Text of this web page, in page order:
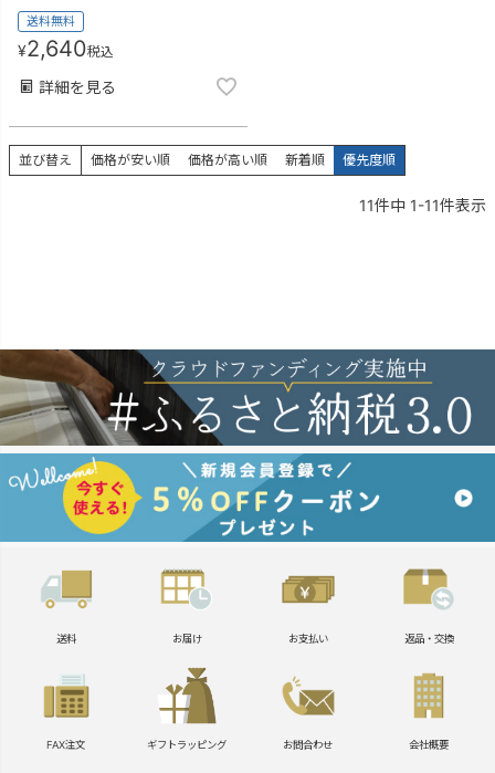
送料無料
¥2,640税込
詳細を見る
並び替え 価格が安い順 価格が高い順 新着順 優先度順
11件中 1-11件表示
送料 お届け お支払い 返品・交換
FAX注文 ギフトラッピング お問合わせ 会社概要